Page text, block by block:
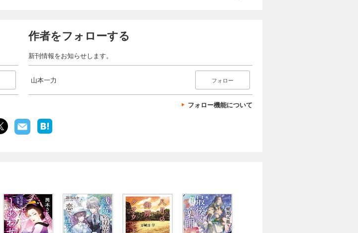
作者をフォローする
新刊情報をお知らせします。
山本一力 フォロー
フォロー機能について